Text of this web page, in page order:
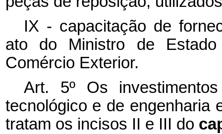
IX - capacitação de
ato do Ministro de Estado
Comércio Exterior.
Art. 5º Os
tecnológico e de engenharia
tratam os incisos II e III do